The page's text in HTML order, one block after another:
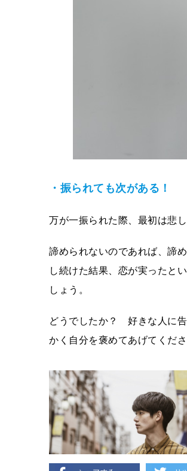
・振られても次がある！
万が一振られた際、最初は悲
諦められないのであれば、諦
し続けた結果、恋が実ったと
しょう。
どうでしたか？ 好きな人に
かく自分を褒めてあげてくださ